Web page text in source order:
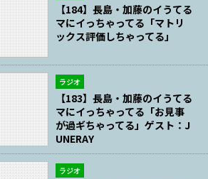
【184】長島・加藤のイうてる
マにイっちゃってる「マトリ
ックス評価しちゃってる」
ラジオ
【183】長島・加藤のイうてる
マにイっちゃってる「お見事
が過ギちゃってる」ゲスト：J
UNERAY
ラジオ